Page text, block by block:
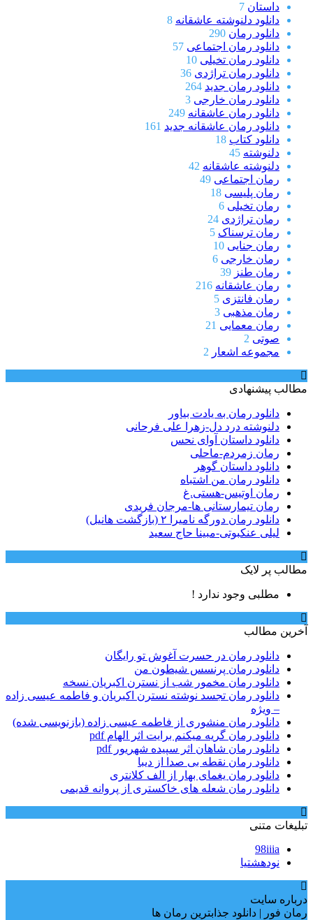
داستان 7
دانلود دلنوشته عاشقانه 8
دانلود رمان 290
دانلود رمان اجتماعی 57
دانلود رمان تخیلی 10
دانلود رمان تراژدی 36
دانلود رمان جدید 264
دانلود رمان خارجی 3
دانلود رمان عاشقانه 249
دانلود رمان عاشقانه جدید 161
دانلود کتاب 18
دلنوشته 45
دلنوشته عاشقانه 42
رمان اجتماعی 49
رمان پلیسی 18
رمان تخیلی 6
رمان تراژدی 24
رمان ترسناک 5
رمان جنایی 10
رمان خارجی 6
رمان طنز 39
رمان عاشقانه 216
رمان فانتزی 5
رمان مذهبی 3
رمان معمایی 21
صوتی 2
مجموعه اشعار 2
مطالب پیشنهادی
دانلود رمان به یادت بیاور
دلنوشته درد دل-زهرا علی فرحانی
دانلود داستان آوای نحس
رمان زمردم-ماحلی
دانلود داستان گوهر
دانلود رمان من اشتباه
رمان اوتیس-هستی.غ
رمان تیمارستانی ها-مرجان فریدی
دانلود رمان دورگه نامیرا ۲ (بازگشت هانیل)
لیلی عنکبوتی-مبینا حاج سعید
مطالب پر لایک
مطلبی وجود ندارد !
آخرین مطالب
دانلود رمان در حسرت آغوش تو رایگان
دانلود رمان پرنسس شیطون من
دانلود رمان مخمور شب از نسترن اکبریان نسخه
دانلود رمان تجسد نوشته نسترن اکبریان و فاطمه عیسی زاده
– ویژه
دانلود رمان منشوری از فاطمه عیسی زاده (بازنویسی شده)
دانلود رمان گریه میکنم برایت اثر الهام pdf
دانلود رمان شاهان اثر سپیده شهریور pdf
دانلود رمان نقطه بی صدا از دیبا
دانلود رمان یغمای بهار از الف کلانتری
دانلود رمان شعله های خاکستری از پروانه قدیمی
تبلیغات متنی
98iiia
نودهشتیا
درباره سایت
رمان فور | دانلود جذابترین رمان ها